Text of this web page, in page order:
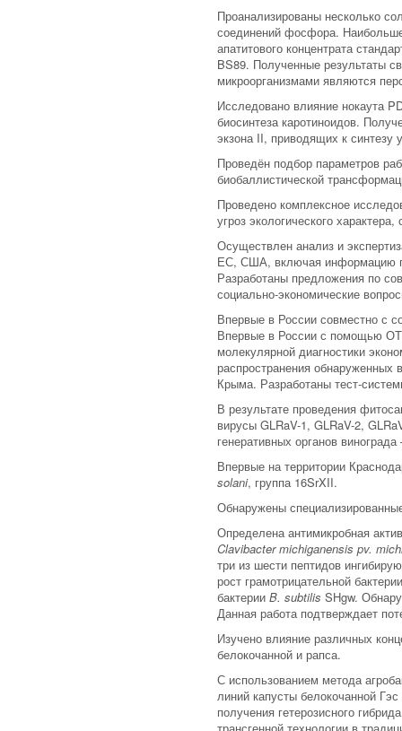
Проанализированы несколько
соединений фосфора.
апатитового концентрата
BS89. Полученные результаты
микроорганизмами являются
Исследовано влияние нокаута
биосинтеза каротиноидов.
экзона II, приводящих к синтезу
Проведён подбор параметров
биобаллистической
Проведено комплексное
угроз экологического
Осуществлен анализ и
ЕС, США, включая информацию
Разработаны предложения по
социально-экономические
Впервые в России совместно с
Впервые в России с помощью
молекулярной диагностики
распространения обнаруженных
Крыма. Разработаны тест-
В результате проведения
вирусы GLRaV-1, GLRaV-2,
генеративных органов
Впервые на территории
solani, группа 16SrXII.
Обнаружены
Определена антимикробная
Clavibacter michiganensis pv.
три из шести пептидов
рост грамотрицательной
бактерииB. subtilis SHgw.
Данная работа подтверждает
Изучено влияние различных
белокочанной и рапса.
С использованием метода
линий капусты белокочанной
получения гетерозисного